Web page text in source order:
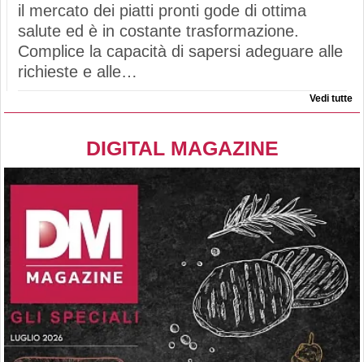
il mercato dei piatti pronti gode di ottima
salute ed è in costante trasformazione.
Complice la capacità di sapersi adeguare alle
richieste e alle…
Vedi tutte
DIGITAL MAGAZINE